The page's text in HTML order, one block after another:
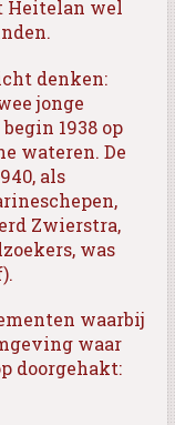
Heitelan wel
denken:
jonge
1938 op
wateren. De
als
Zwierstra,
was
waarbij
waar
doorgehakt: